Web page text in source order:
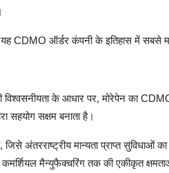
यहCDMO ऑर्डर कंपनी के इतिहास में सबसे
विश्वसनीयता के आधार पर,मोरेपेन का
सहयोग सक्षम बनाता है।
,जिसे अंतरराष्ट्रीय मान्यता प्राप्त सुविधाओं का
कमर्शियल मैन्युफैक्चरिंग तक की एकीकृत